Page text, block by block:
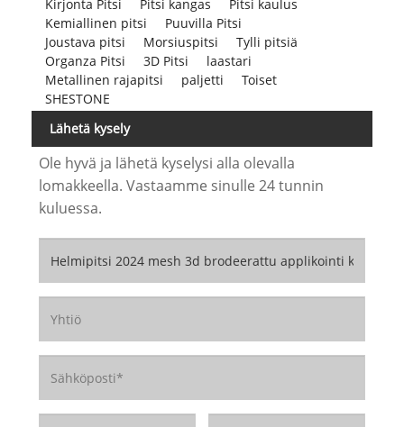
Kirjonta Pitsi
Pitsi kangas
Pitsi kaulus
Kemiallinen pitsi
Puuvilla Pitsi
Joustava pitsi
Morsiuspitsi
Tylli pitsiä
Organza Pitsi
3D Pitsi
laastari
Metallinen rajapitsi
paljetti
Toiset
SHESTONE
Lähetä kysely
Ole hyvä ja lähetä kyselysi alla olevalla
lomakkeella. Vastaamme sinulle 24 tunnin
kuluessa.